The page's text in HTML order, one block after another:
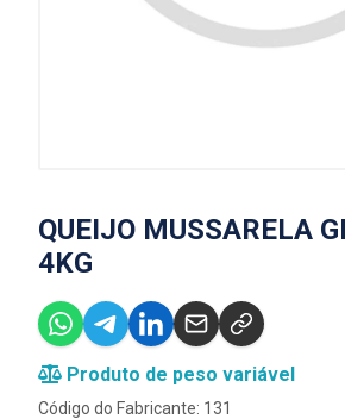
QUEIJO MUSSARELA
4KG
Produto de peso variável
Código do Fabricante: 131